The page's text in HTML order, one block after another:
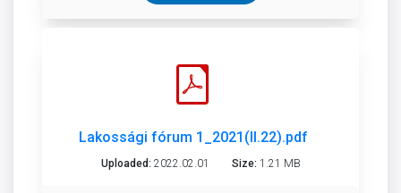
Lakossági fórum 1_2021(II.22).pdf
Uploaded: 2022.02.01 Size: 1.21 MB